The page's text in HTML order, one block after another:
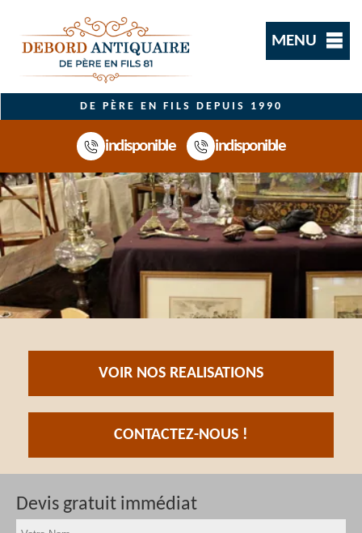
MENU
DE PÈRE EN FILS DEPUIS 1990
indisponible indisponible
VOIR NOS REALISATIONS
CONTACTEZ-NOUS !
Devis gratuit immédiat